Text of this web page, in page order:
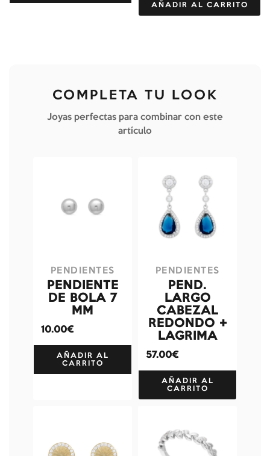
AÑADIR AL CARRITO
COMPLETA TU LOOK
Joyas perfectas para combinar con este
artículo
PENDIENTES
PENDIENTE
DE BOLA 7
MM
10.00€
AÑADIR AL
CARRITO
PENDIENTES
PEND.
LARGO
CABEZAL
REDONDO +
LAGRIMA
57.00€
AÑADIR AL
CARRITO